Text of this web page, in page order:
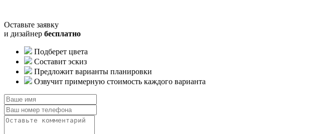
Оставьте заявку
и дизайнер бесплатно
Подберет цвета
Составит эскиз
Предложит варианты планировки
Озвучит примерную стоимость каждого варианта